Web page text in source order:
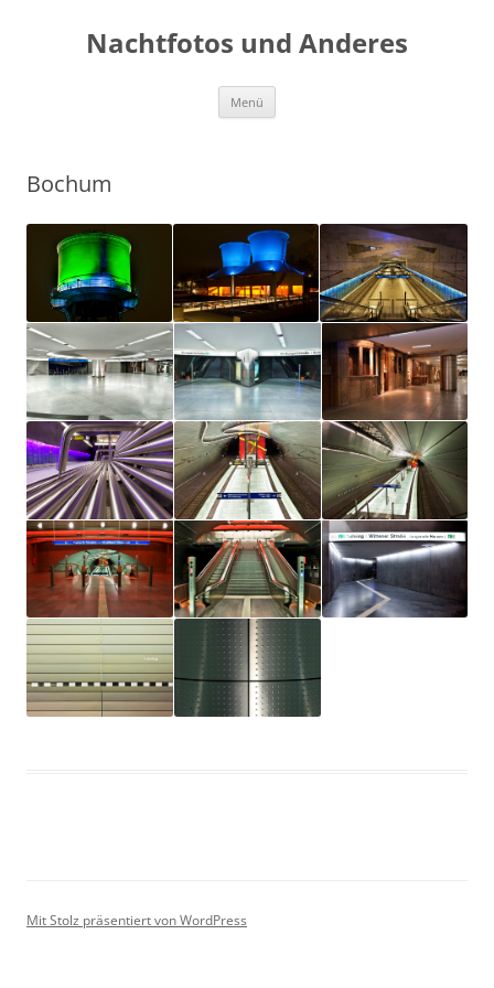
springenNachtfotos und Anderes
Menü
Bochum
Mit Stolz präsentiert von WordPress